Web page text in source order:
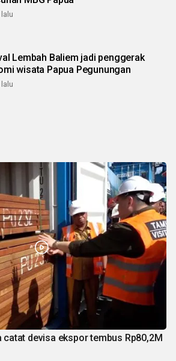
Lembah Baliem jadi penggerak
wisata Papua Pegunungan
catat devisa ekspor tembus Rp80,2M